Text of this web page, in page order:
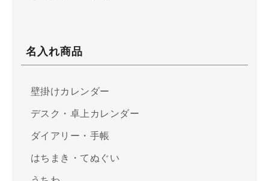
名入れ商品
壁掛けカレンダー
デスク・卓上カレンダー
ダイアリー・手帳
はちまき・てぬぐい